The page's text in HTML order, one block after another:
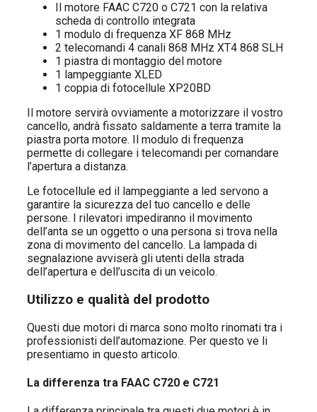
Il motore FAAC C720 o C721 con la relativa
scheda di controllo integrata
1 modulo di frequenza XF 868 MHz
2 telecomandi 4 canali 868 MHz XT4 868 SLH
1 piastra di montaggio del motore
1 lampeggiante XLED
1 coppia di fotocellule XP20BD
Il motore servirà ovviamente a motorizzare il vostro
cancello, andrà fissato saldamente a terra tramite la
piastra porta motore. Il modulo di frequenza
permette di collegare i telecomandi per comandare
l’apertura a distanza.
Le fotocellule ed il lampeggiante a led servono a
garantire la sicurezza del tuo cancello e delle
persone. I rilevatori impediranno il movimento
dell’anta se un oggetto o una persona si trova nella
zona di movimento del cancello. La lampada di
segnalazione avviserà gli utenti della strada
dell’apertura e dell’uscita di un veicolo.
Utilizzo e qualità del prodotto
Questi due motori di marca sono molto rinomati tra i
professionisti dell’automazione. Per questo ve li
presentiamo in questo articolo.
La differenza tra FAAC C720 e C721